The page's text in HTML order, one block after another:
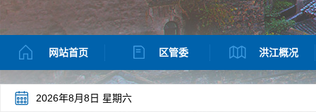
网站首页 区管委 洪江概况
2026年8月8日 星期六